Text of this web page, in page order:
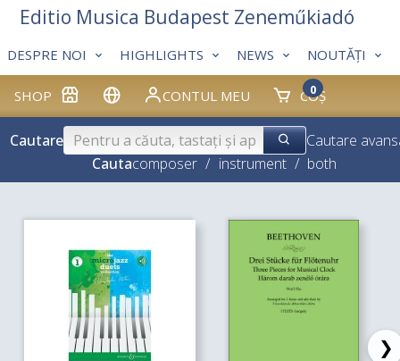
SHOP CONTUL MEU COȘ
0
DESPRE NOI HIGHLIGHTS NEWS NOUTĂȚI
Editio Musica Budapest Zeneműkiadó
Cautare
Cautare
Cautacomposer / instrument / both
❯